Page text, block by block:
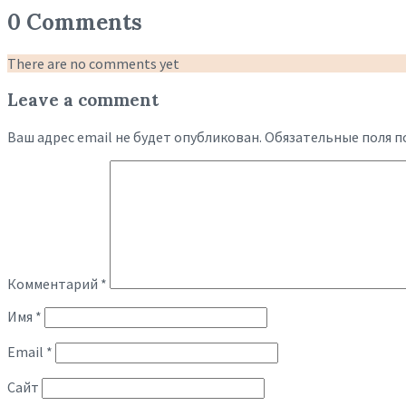
0 Comments
There are no comments yet
Leave a comment
Ваш адрес email не будет опубликован. Обязательные поля
Комментарий *
Имя *
Email *
Сайт